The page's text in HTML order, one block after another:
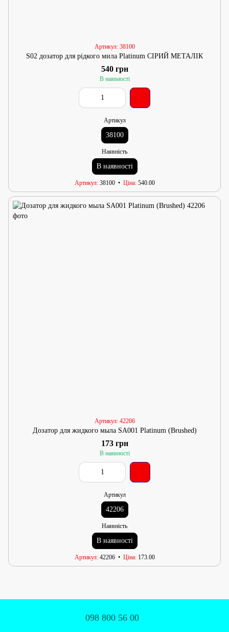
Артикул: 38100
S02 дозатор для рідкого мила Platinum СІРИЙ МЕТАЛІК
540 грн
В наявності
Артикул
38100
Наявність
В наявності
Артикул 38100 Ціна 540.00
Артикул: 42206
Дозатор для жидкого мыла SA001 Platinum (Brushed)
173 грн
В наявності
Артикул
42206
Наявність
В наявності
Артикул 42206 Ціна 173.00
098 800 56 00